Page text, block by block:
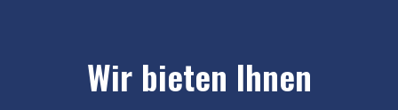
Wir bieten Ihnen